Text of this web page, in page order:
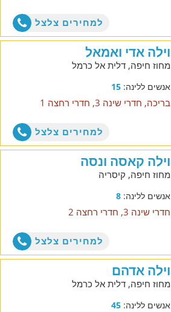
למחירים צלצל
וילה אדי ואמאל
מחוז חיפה, דלית אל כרמל
אנשים ללינה:15
בריכה, חדרי שינה 3, חדרי רחצה 1
למחירים צלצל
וילה קאסה ונסה
מחוז חיפה, קיסריה
אנשים ללינה:8
חדרי שינה 3, חדרי רחצה 2
למחירים צלצל
וילה אדהם
מחוז חיפה, דלית אל כרמל
אנשים ללינה:45